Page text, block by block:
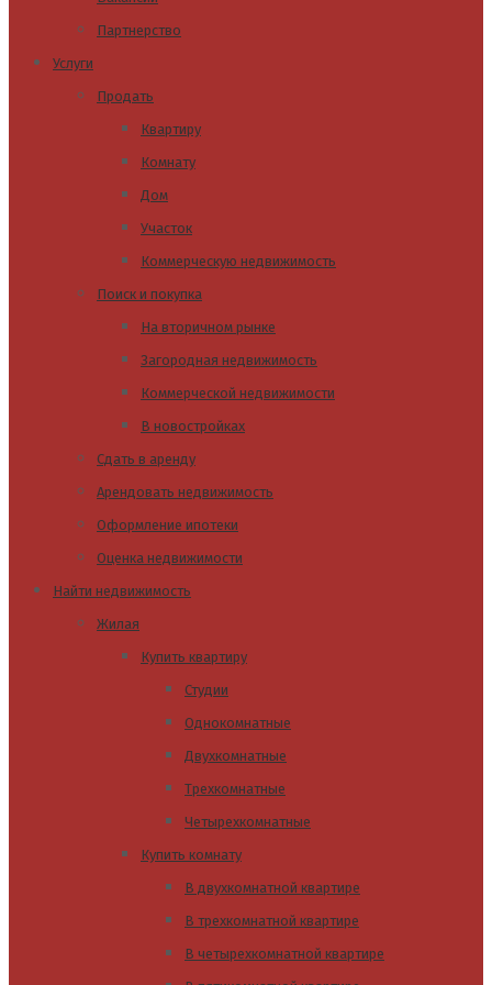
Партнерство
Услуги
Продать
Квартиру
Комнату
Дом
Участок
Коммерческую недвижимость
Поиск и покупка
На вторичном рынке
Загородная недвижимость
Коммерческой недвижимости
В новостройках
Сдать в аренду
Арендовать недвижимость
Оформление ипотеки
Оценка недвижимости
Найти недвижимость
Жилая
Купить квартиру
Студии
Однокомнатные
Двухкомнатные
Трехкомнатные
Четырехкомнатные
Купить комнату
В двухкомнатной квартире
В трехкомнатной квартире
В четырехкомнатной квартире